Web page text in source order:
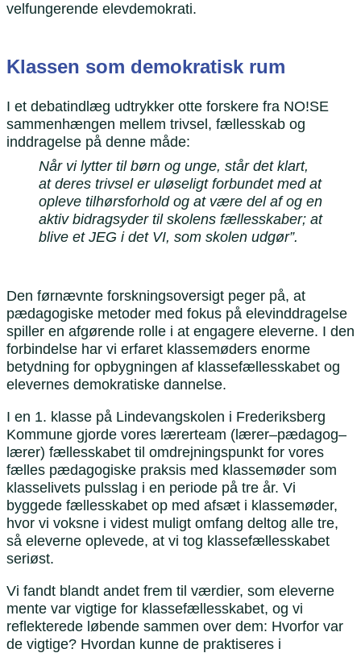
velfungerende elevdemokrati.
Klassen som demokratisk rum
I et debatindlæg udtrykker otte forskere fra NO!SE
sammenhængen mellem trivsel, fællesskab og
inddragelse på denne måde:
Når vi lytter til børn og unge, står det klart,
at deres trivsel er uløseligt forbundet med at
opleve tilhørsforhold og at være del af og en
aktiv bidragsyder til skolens fællesskaber; at
blive et JEG i det VI, som skolen udgør”.
Den førnævnte forskningsoversigt peger på, at
pædagogiske metoder med fokus på elevinddragelse
spiller en afgørende rolle i at engagere eleverne. I den
forbindelse har vi erfaret klassemøders enorme
betydning for opbygningen af klassefællesskabet og
elevernes demokratiske dannelse.
I en 1. klasse på Lindevangskolen i Frederiksberg
Kommune gjorde vores lærerteam (lærer–pædagog–
lærer) fællesskabet til omdrejningspunkt for vores
fælles pædagogiske praksis med klassemøder som
klasselivets pulsslag i en periode på tre år. Vi
byggede fællesskabet op med afsæt i klassemøder,
hvor vi voksne i videst muligt omfang deltog alle tre,
så eleverne oplevede, at vi tog klassefællesskabet
seriøst.
Vi fandt blandt andet frem til værdier, som eleverne
mente var vigtige for klassefællesskabet, og vi
reflekterede løbende sammen over dem: Hvorfor var
de vigtige? Hvordan kunne de praktiseres i